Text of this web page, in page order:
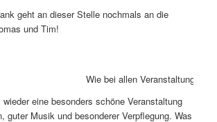
geht an dieser Stelle nochmals an die
und Tim!
Wie bei allen Veranstaltungen
eine besonders schöne Veranstaltung
guter Musik und besonderer Verpflegung. Was